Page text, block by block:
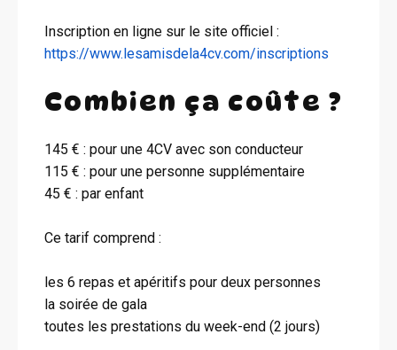
Inscription en ligne sur le site officiel :
https://www.lesamisdela4cv.com/inscriptions
Combien ça coûte ?
145 € : pour une 4CV avec son conducteur
115 € : pour une personne supplémentaire
45 € : par enfant
Ce tarif comprend :
les 6 repas et apéritifs pour deux personnes
la soirée de gala
toutes les prestations du week-end (2 jours)